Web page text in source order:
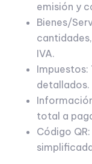
emisión y
Bienes/
IVA.
Impuestos:
detallados.
total a
Código